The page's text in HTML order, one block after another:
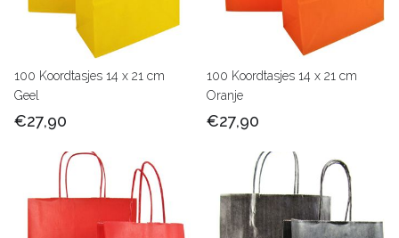
100 Koordtasjes 14 x 21 cm
Geel
€27,90
100 Koordtasjes 14 x 21 cm
Oranje
€27,90